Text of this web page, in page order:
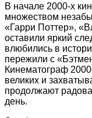
В начале 2000-х
множеством
«Гарри Поттер»,
оставили яркий
влюбились в
пережили с
Кинематограф
великих и
продолжают
день.